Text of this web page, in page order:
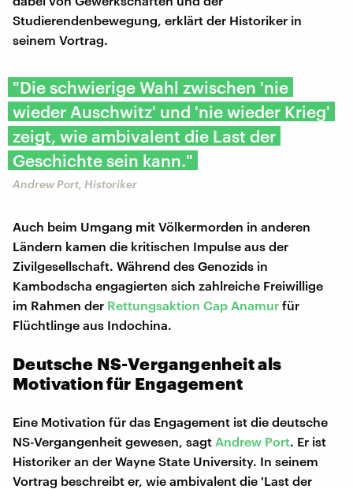
Studierendenbewegung, erklärt der Historiker in
seinem Vortrag.
"Die schwierige Wahl zwischen 'nie
wieder Auschwitz' und 'nie wieder Krieg'
zeigt, wie ambivalent die Last der
Geschichte sein kann."
Andrew Port, Historiker
Auch beim Umgang mit Völkermorden in anderen
Ländern kamen die kritischen Impulse aus der
Zivilgesellschaft. Während des Genozids in
Kambodscha engagierten sich zahlreiche Freiwillige
im Rahmen der Rettungsaktion Cap Anamur für
Flüchtlinge aus Indochina.
Deutsche NS-Vergangenheit als
Motivation für Engagement
Eine Motivation für das Engagement ist die deutsche
NS-Vergangenheit gewesen, sagt Andrew Port. Er ist
Historiker an der Wayne State University. In seinem
Vortrag beschreibt er, wie ambivalent die 'Last der